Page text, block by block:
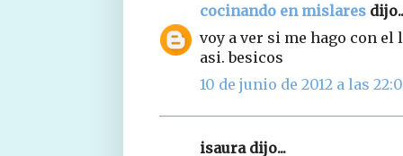
cocinando en mislares
voy a ver si me hago con el
asi. besicos
10 de junio de 2012 a las
isaura dijo...